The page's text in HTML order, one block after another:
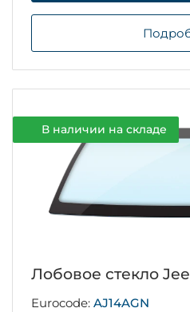
В наличии на складе
Лобовое стекло
Eurocode: AJ14AGN